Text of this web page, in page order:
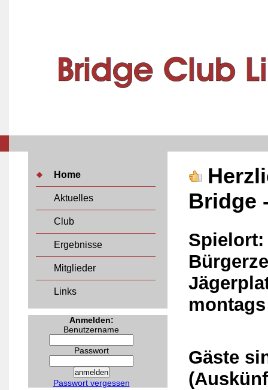
Home
Aktuelles
Club
Ergebnisse
Mitglieder
Links
Anmelden:
Benutzername
Passwort
Passwort vergessen
Bridge
Spielort:
Gäste